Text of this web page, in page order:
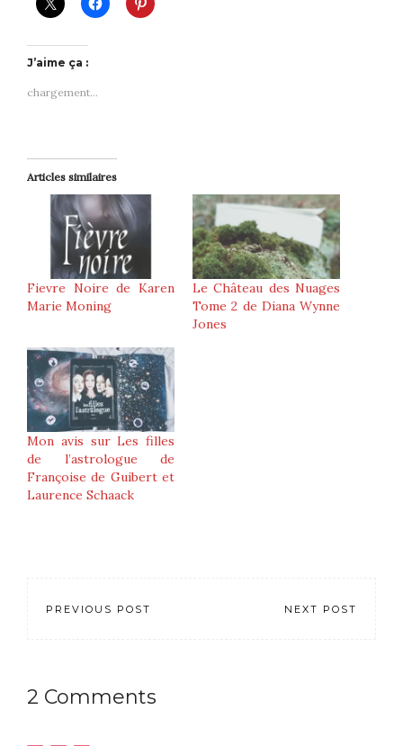
J’aime ça :
chargement…
Articles similaires
Fievre Noire de Karen
Marie Moning
Le Château des Nuages
Tome 2 de Diana Wynne
Jones
Mon avis sur Les filles
de l’astrologue de
Françoise de Guibert et
Laurence Schaack
PREVIOUS POST NEXT POST
2 Comments